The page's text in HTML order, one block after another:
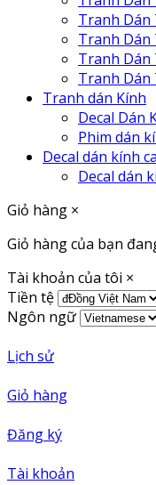
Tranh Dán
Tranh Dán
Tranh Dán
Tranh Dán
Tranh dán Kính
Decal Dán
Phim dán
Decal dán kính
Decal dán
Giỏ hàng ×
Giỏ hàng của bạn
Tài khoản của tôi ×
Tiền tệ
Ngôn ngữ
Lịch sử
Giỏ hàng
Đăng ký
Tài khoản